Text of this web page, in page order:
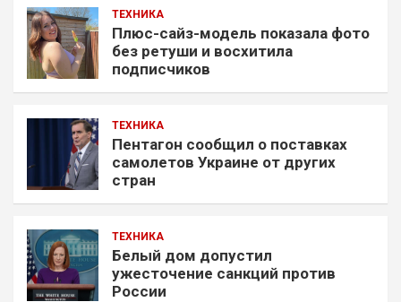
ТЕХНИКА
Плюс-сайз-модель показала фото
без ретуши и восхитила
подписчиков
ТЕХНИКА
Пентагон сообщил о поставках
самолетов Украине от других
стран
ТЕХНИКА
Белый дом допустил
ужесточение санкций против
России